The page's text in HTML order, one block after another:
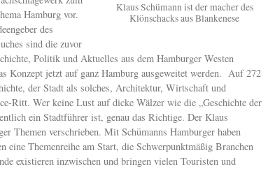
Klaus Schümann ist der macher des
Klönschacks aus Blankenese
Hamburg vor.
des
sind die zuvor
Politik und Aktuelles aus dem Hamburger Westen
Konzept jetzt auf ganz Hamburg ausgeweitet werden. Auf 272
der Stadt als solches, Architektur, Wirtschaft und
Ritt. Wer keine Lust auf dicke Wälzer wie die „Geschichte der
ein Stadtführer ist, genau das Richtige. Der Klaus
Themen verschrieben. Mit Schümanns Hamburger haben
eine Themenreihe am Start, die Schwerpunktmäßig Branchen
existieren inzwischen und bringen vielen Touristen und